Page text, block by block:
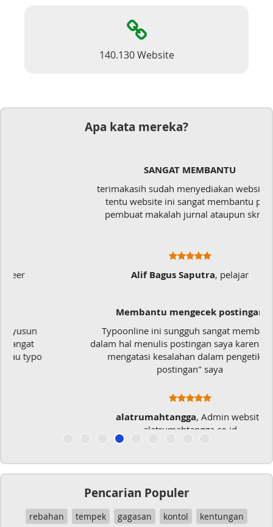
140.130 Website
Apa kata mereka?
SANGAT MEMBANTU
terimakasih sudah menyediakan website ini.
tentu website ini sangat membantu para
pembuat makalah jurnal ataupun skripsi
Alif Bagus Saputra, pelajar
Membantu mengecek postingan
Typoonline ini sungguh sangat membantu
dalam hal menulis postingan saya karena dapat
mengatasi kesalahan dalam pengetikan
postingan" saya
alatrumahtangga, Admin website
alatrumahtangga.co.id
Pencarian Populer